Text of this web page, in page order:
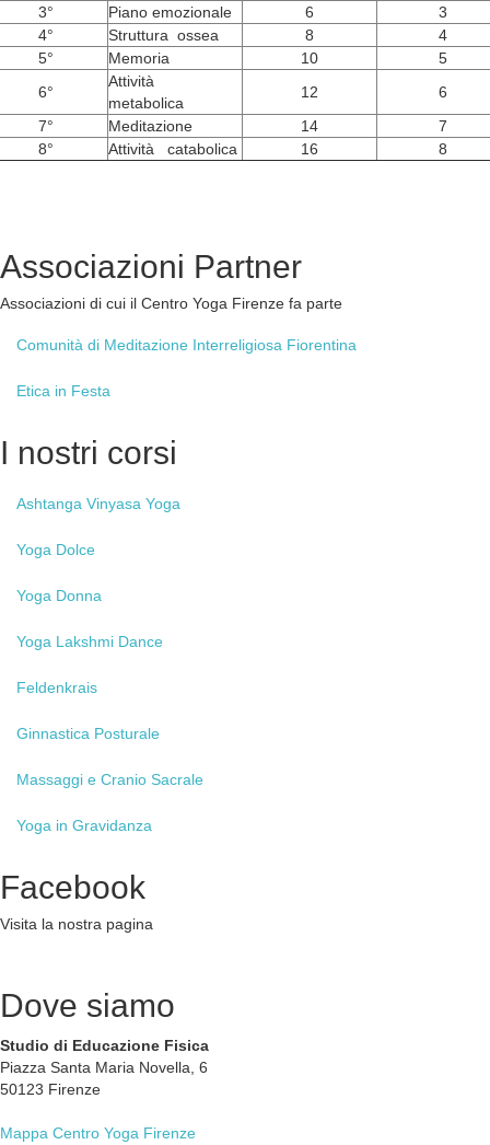
3° Piano emozionale 6
3
4°
Struttura ossea 8
4
5°
Memoria 10
5
6°
Attività
metabolica
12
6
7°
Meditazione 14
7
8°
Attività catabolica 16 8
Associazioni Partner
Associazioni di cui il Centro Yoga Firenze fa parte
Comunità di Meditazione Interreligiosa Fiorentina
Etica in Festa
I nostri corsi
Ashtanga Vinyasa Yoga
Yoga Dolce
Yoga Donna
Yoga Lakshmi Dance
Feldenkrais
Ginnastica Posturale
Massaggi e Cranio Sacrale
Yoga in Gravidanza
Facebook
Visita la nostra pagina
Dove siamo
Studio di Educazione Fisica
Piazza Santa Maria Novella, 6
50123 Firenze
Mappa Centro Yoga Firenze